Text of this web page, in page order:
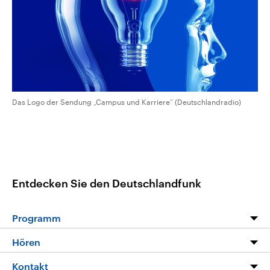
CDU, SPD und FDP regiert.-
Umfragen, Prognosen,
Wahlprogramme, aktuelle Berichte
und Hintergründe zu den Parteien
und Kandidaten der anstehenden
aktuelle Weltgeschehen.
Sendungen Programm Podcasts
Audio-Archiv
Das Logo der Sendung „Campus und Karriere“ (Deutschlandradio)
Entdecken Sie den Deutschlandfunk
Programm
Programm
Hören
Livestream
Kontakt